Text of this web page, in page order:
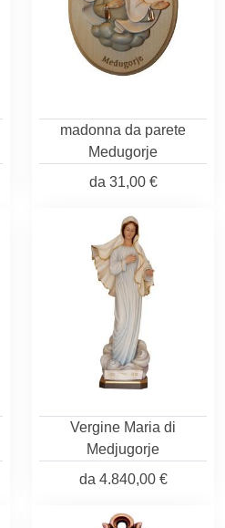
madonna da parete
Medugorje
da 31,00 €
Vergine Maria di
Medjugorje
da 4.840,00 €